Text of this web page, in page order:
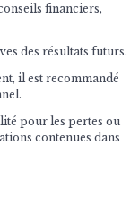
financiers,
des résultats futurs.
il est recommandé
pour les pertes ou
contenues dans